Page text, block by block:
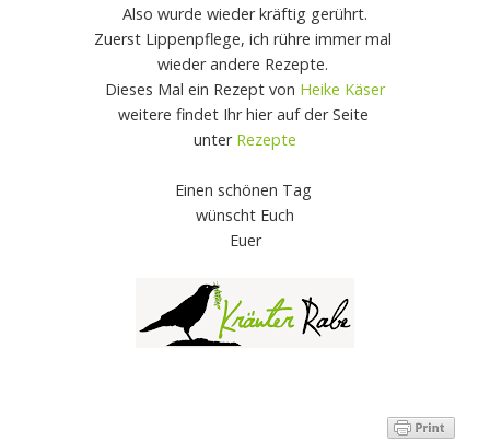
Also wurde wieder kräftig gerührt.
Zuerst Lippenpflege, ich rühre immer mal
wieder andere Rezepte.
Dieses Mal ein Rezept von Heike Käser
weitere findet Ihr hier auf der Seite
unter Rezepte
Einen schönen Tag
wünscht Euch
Euer